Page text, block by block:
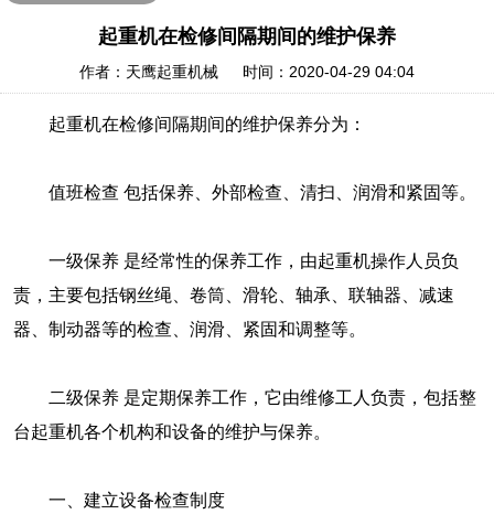
起重机在检修间隔期间的维护保养
作者：天鹰起重机械 时间：2020-04-29 04:04
起重机在检修间隔期间的维护保养分为：
值班检查 包括保养、外部检查、清扫、润滑和紧固等。
一级保养 是经常性的保养工作，由起重机操作人员负
责，主要包括钢丝绳、卷筒、滑轮、轴承、联轴器、减速
器、制动器等的检查、润滑、紧固和调整等。
二级保养 是定期保养工作，它由维修工人负责，包括整
台起重机各个机构和设备的维护与保养。
一、建立设备检查制度